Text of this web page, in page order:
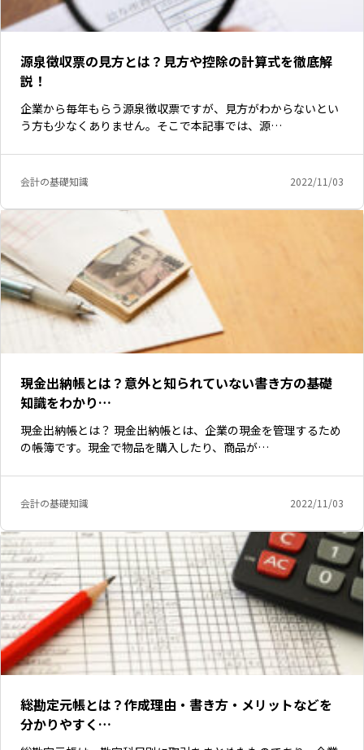
源泉徴収票の見方とは？見方や控除の計算式を徹底解
説！
企業から毎年もらう源泉徴収票ですが、見方がわからないとい
う方も少なくありません。そこで本記事では、源…
会計の基礎知識 2022/11/03
現金出納帳とは？意外と知られていない書き方の基礎
知識をわかり…
現金出納帳とは？ 現金出納帳とは、企業の現金を管理するため
の帳簿です。現金で物品を購入したり、商品が…
会計の基礎知識 2022/11/03
総勘定元帳とは？作成理由・書き方・メリットなどを
分かりやすく…